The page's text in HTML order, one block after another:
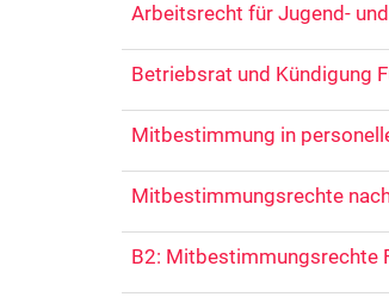
Arbeitsrecht für Jugend-
Betriebsrat und Kündigung
Mitbestimmung in
Mitbestimmungsrechte
B2: Mitbestimmungsrechte